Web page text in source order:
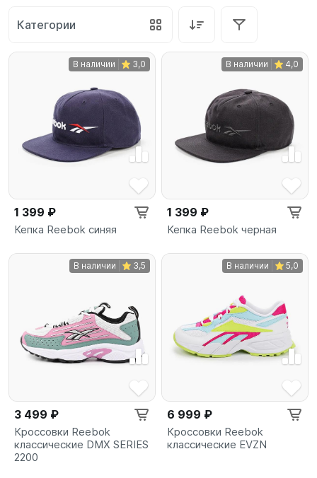
Категории
В наличии 3,0
1 399 ₽
Кепка Reebok синяя
В наличии 4,0
1 399 ₽
Кепка Reebok черная
В наличии 3,5
3 499 ₽
Кроссовки Reebok
классические DMX SERIES
2200
В наличии 5,0
6 999 ₽
Кроссовки Reebok
классические EVZN